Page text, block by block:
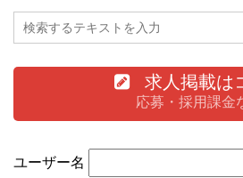
求人掲載は
応募・採用課金
ユーザー名